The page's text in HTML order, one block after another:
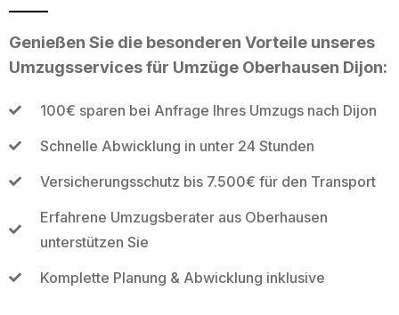
Genießen Sie die besonderen Vorteile unseres
Umzugsservices für Umzüge Oberhausen Dijon:
100€ sparen bei Anfrage Ihres Umzugs nach Dijon
Schnelle Abwicklung in unter 24 Stunden
Versicherungsschutz bis 7.500€ für den Transport
Erfahrene Umzugsberater aus Oberhausen
unterstützen Sie
Komplette Planung & Abwicklung inklusive